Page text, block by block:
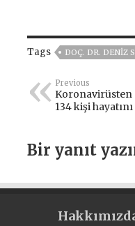
Tags DOÇ. DR. DENIZ
Previous
Koronavirüsten
134 kişi
Bir yanıt